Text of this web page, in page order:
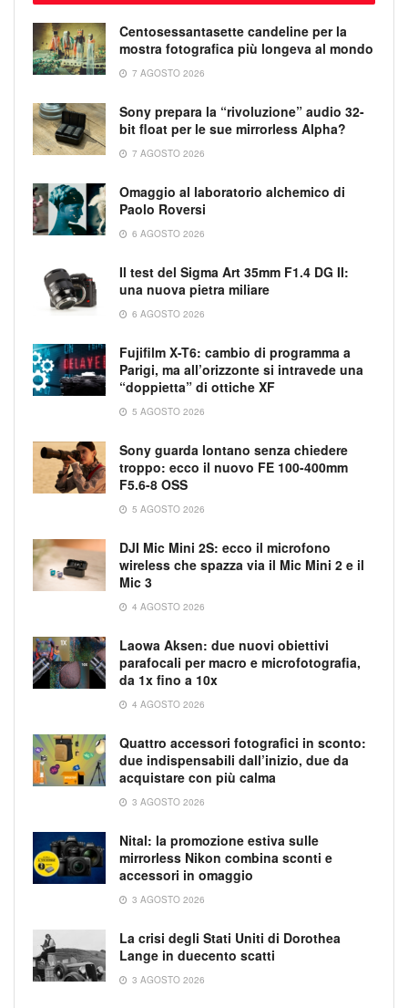
Centosessantasette candeline per la
mostra fotografica più longeva al mondo
7 AGOSTO 2026
Sony prepara la “rivoluzione” audio 32-
bit float per le sue mirrorless Alpha?
7 AGOSTO 2026
Omaggio al laboratorio alchemico di
Paolo Roversi
6 AGOSTO 2026
Il test del Sigma Art 35mm F1.4 DG II:
una nuova pietra miliare
6 AGOSTO 2026
Fujifilm X-T6: cambio di programma a
Parigi, ma all’orizzonte si intravede una
“doppietta” di ottiche XF
5 AGOSTO 2026
Sony guarda lontano senza chiedere
troppo: ecco il nuovo FE 100-400mm
F5.6-8 OSS
5 AGOSTO 2026
DJI Mic Mini 2S: ecco il microfono
wireless che spazza via il Mic Mini 2 e il
Mic 3
4 AGOSTO 2026
Laowa Aksen: due nuovi obiettivi
parafocali per macro e microfotografia,
da 1x fino a 10x
4 AGOSTO 2026
Quattro accessori fotografici in sconto:
due indispensabili dall’inizio, due da
acquistare con più calma
3 AGOSTO 2026
Nital: la promozione estiva sulle
mirrorless Nikon combina sconti e
accessori in omaggio
3 AGOSTO 2026
La crisi degli Stati Uniti di Dorothea
Lange in duecento scatti
3 AGOSTO 2026